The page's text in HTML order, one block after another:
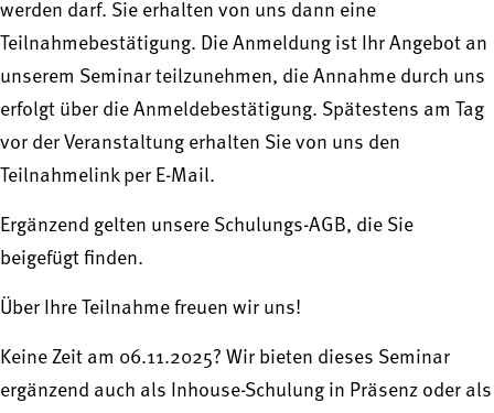
werden darf. Sie erhalten von uns dann eine
Teilnahmebestätigung. Die Anmeldung ist Ihr Angebot an
unserem Seminar teilzunehmen, die Annahme durch uns
erfolgt über die Anmeldebestätigung. Spätestens am Tag
vor der Veranstaltung erhalten Sie von uns den
Teilnahmelink per E-Mail.
Ergänzend gelten unsere Schulungs-AGB, die Sie
beigefügt finden.
Über Ihre Teilnahme freuen wir uns!
Keine Zeit am 06.11.2025? Wir bieten dieses Seminar
ergänzend auch als Inhouse-Schulung in Präsenz oder als